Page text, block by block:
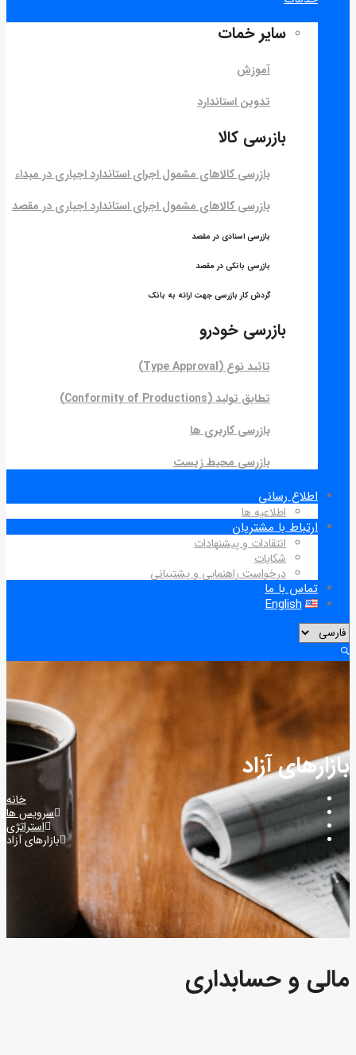
سایر خمات
آموزش
تدوین استاندارد
بازرسی کالا
بازرسی کالاهای مشمول اجرای استاندارد اجباری در مبداء
بازرسی کالاهای مشمول اجرای استاندارد اجباری در مقصد
بازرسی اسنادی در مقصد
بازرسی بانکی در مقصد
گردش کار بازرسی جهت ارائه به بانک
بازرسی خودرو
تائید نوع (Type Approval)
تطابق تولید (Conformity of Productions)
بازرسی کاربری ها
بازرسی محیط زیست
اطلاع رسانی
اطلاعیه ها
ارتباط با مشتریان
انتقادات و پیشنهادات
شکایات
درخواست راهنمایی و پشتیبانی
تماس با ما
English
بازارهای آزاد
خانه
سرویس ها
استراتژی
بازارهای آزاد
مالی و حسابداری